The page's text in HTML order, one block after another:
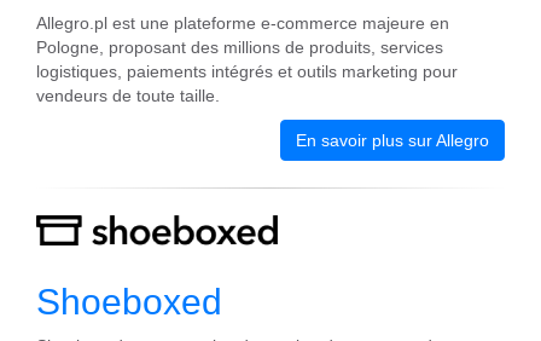
Allegro.pl est une plateforme e-commerce majeure en
Pologne, proposant des millions de produits, services
logistiques, paiements intégrés et outils marketing pour
vendeurs de toute taille.
En savoir plus sur Allegro
Shoeboxed